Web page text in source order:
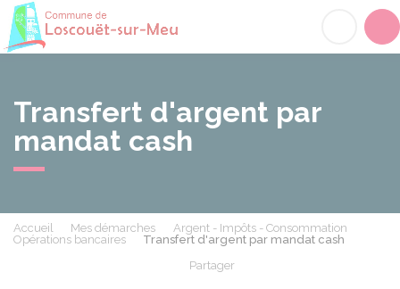
Transfert d'argent par
mandat cash
Accueil Mes démarches
Argent - Impôts - Consommation
Opérations bancaires
Transfert d'argent par mandat cash
Partager